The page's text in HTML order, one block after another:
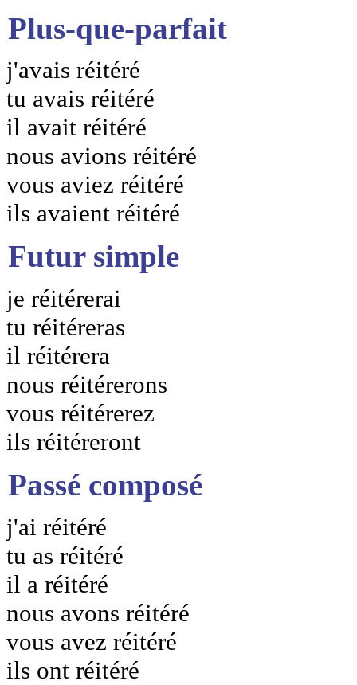
Plus-que-parfait
j'avais réitéré
tu avais réitéré
il avait réitéré
nous avions réitéré
vous aviez réitéré
ils avaient réitéré
Futur simple
je réitérerai
tu réitéreras
il réitérera
nous réitérerons
vous réitérerez
ils réitéreront
Passé composé
j'ai réitéré
tu as réitéré
il a réitéré
nous avons réitéré
vous avez réitéré
ils ont réitéré